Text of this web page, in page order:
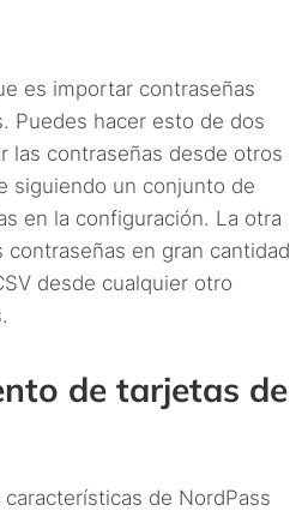
es importar contraseñas
Puedes hacer esto de dos
las contraseñas desde otros
siguiendo un conjunto de
en la configuración. La otra
en gran cantidad
desde cualquier otro
de tarjetas de
de NordPass